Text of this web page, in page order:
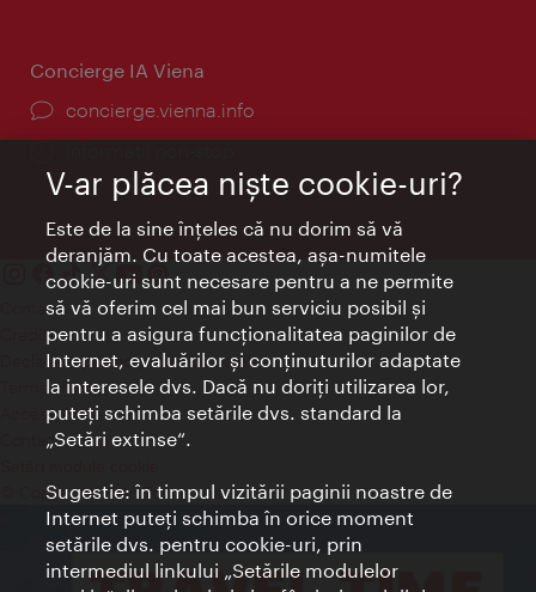
Concierge IA Viena
concierge.vienna.info
Contact
Credits
Declaraţie privind protecţia datelor
Terms of Use
Accesibilitate
Contact presa
© Copyright Wien Tourismus
V-ar plăcea nişte cookie-uri?
Este de la sine înţeles că nu dorim să vă
deranjăm. Cu toate acestea, aşa-numitele
cookie-uri sunt necesare pentru a ne permite
să vă oferim cel mai bun serviciu posibil şi
pentru a asigura funcţionalitatea paginilor de
Internet, evaluărilor şi conţinuturilor adaptate
la interesele dvs. Dacă nu doriţi utilizarea lor,
puteţi schimba setările dvs. standard la
„Setări extinse“.
Sugestie: în timpul vizitării paginii noastre de
Internet puteţi schimba în orice moment
setările dvs. pentru cookie-uri, prin
intermediul linkului „Setările modulelor